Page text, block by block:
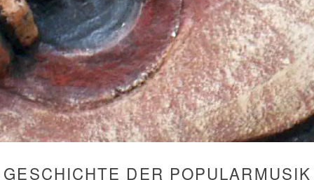
GESCHICHTE DER POPULARMUSIK
LATEINAMERIKAS
Prof. Dr. Antonio Alexandre Bispo
Universität Bonn
Vorlesung – SS 2004